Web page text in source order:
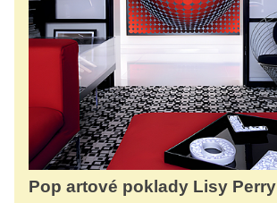
Pop artové poklady Lisy Perry